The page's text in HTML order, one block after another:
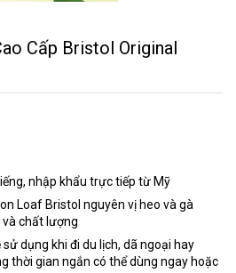
Cấp Bristol Original
nhập khẩu trực tiếp từ Mỹ
Loaf Bristol nguyên vị heo và gà
chất lượng
dụng khi đi du lịch, dã ngoại hay
thời gian ngắn có thể dùng ngay hoặc